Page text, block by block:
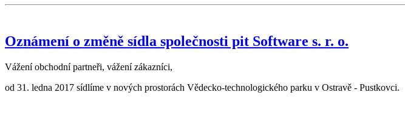
Oznámení o změně sídla společnosti pit Software s. r. o.
Vážení obchodní partneři, vážení zákazníci,
od 31. ledna 2017 sídlíme v nových prostorách Vědecko-technologického parku v Ostravě - Pustkovci.